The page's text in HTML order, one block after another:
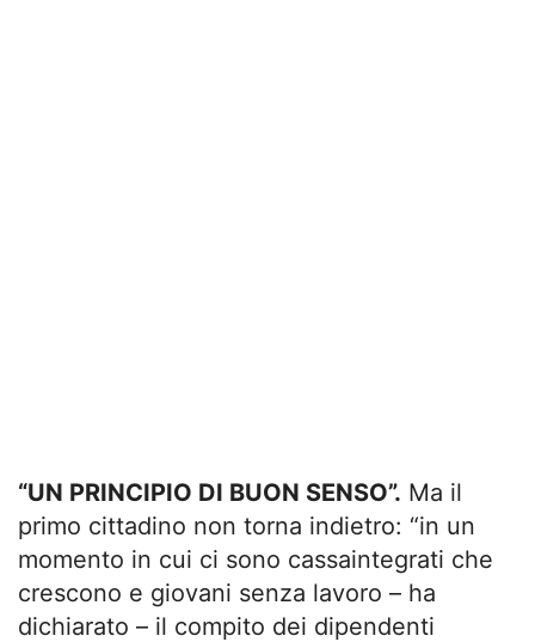
“UN PRINCIPIO DI BUON SENSO”. Ma il
primo cittadino non torna indietro: “in un
momento in cui ci sono cassaintegrati che
crescono e giovani senza lavoro – ha
dichiarato – il compito dei dipendenti